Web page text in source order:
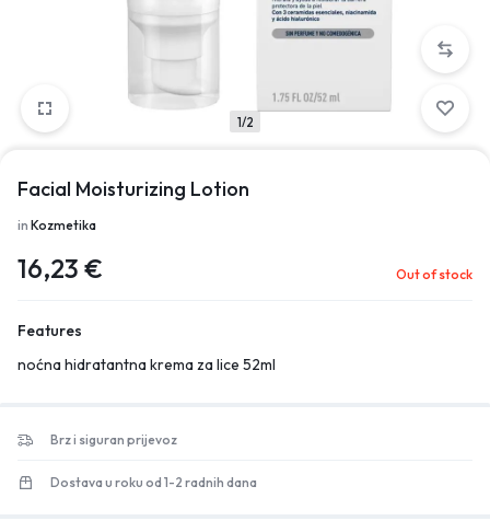
1/2
Facial Moisturizing Lotion
in Kozmetika
16,23 € Out of stock
Features
noćna hidratantna krema za lice 52ml
Brz i siguran prijevoz
Dostava u roku od 1-2 radnih dana